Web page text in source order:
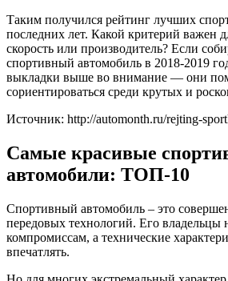
Таким получился рейтинг лучших
последних лет. Какой критерий важен
скорость или производитель? Если
спортивный автомобиль в 2018-2019
выкладки выше во внимание — они
сориентироваться среди крутых и
Источник: http://automonth.ru/rejting-
Самые красивые
автомобили: ТОП-10
Спортивный автомобиль – это
передовых технологий. Его владельцы
компромиссам, а технические
впечатлять.